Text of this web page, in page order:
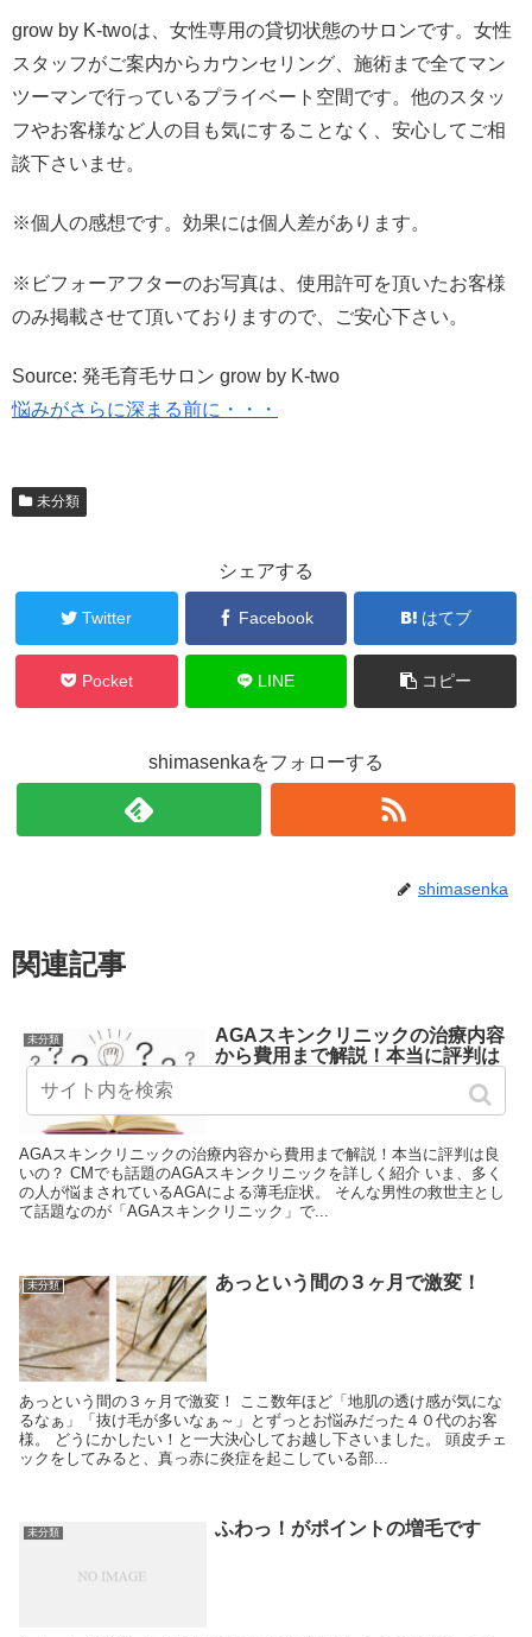
grow by K-twoは、女性専用の貸切状態のサロンです。女性
スタッフがご案内からカウンセリング、施術まで全てマン
ツーマンで行っているプライベート空間です。他のスタッ
フやお客様など人の目も気にすることなく、安心してご相
談下さいませ。
※個人の感想です。効果には個人差があります。
※ビフォーアフターのお写真は、使用許可を頂いたお客様
のみ掲載させて頂いておりますので、ご安心下さい。
Source: 発毛育毛サロン grow by K-two
悩みがさらに深まる前に・・・
未分類
シェアする
Twitter Facebook はてブ
Pocket LINE コピー
shimasenkaをフォローする
shimasenka
関連記事
未分類
AGAスキンクリニックの治療内容
から費用まで解説！本当に評判は
AGAスキンクリニックの治療内容から費用まで解説！本当に評判は良
いの？ CMでも話題のAGAスキンクリニックを詳しく紹介 いま、多く
の人が悩まされているAGAによる薄毛症状。 そんな男性の救世主とし
て話題なのが「AGAスキンクリニック」で...
未分類 あっという間の３ヶ月で激変！
あっという間の３ヶ月で激変！ ここ数年ほど「地肌の透け感が気にな
るなぁ」「抜け毛が多いなぁ～」とずっとお悩みだった４０代のお客
様。 どうにかしたい！と一大決心してお越し下さいました。 頭皮チェ
ックをしてみると、真っ赤に炎症を起こしている部...
未分類 ふわっ！がポイントの増毛です